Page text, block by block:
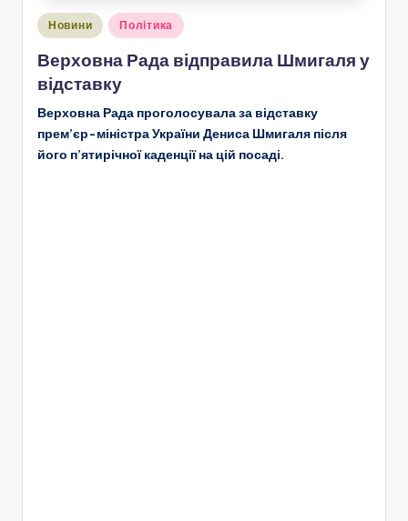
Опубліковано
Новини Політика
Верховна Рада відправила Шмигаля у
відставку
Верховна Рада проголосувала за відставку
прем’єр-міністра України Дениса Шмигаля після
його п’ятирічної каденції на цій посаді.